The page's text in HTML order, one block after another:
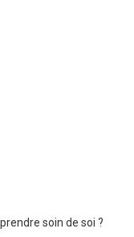
soin de soi ?